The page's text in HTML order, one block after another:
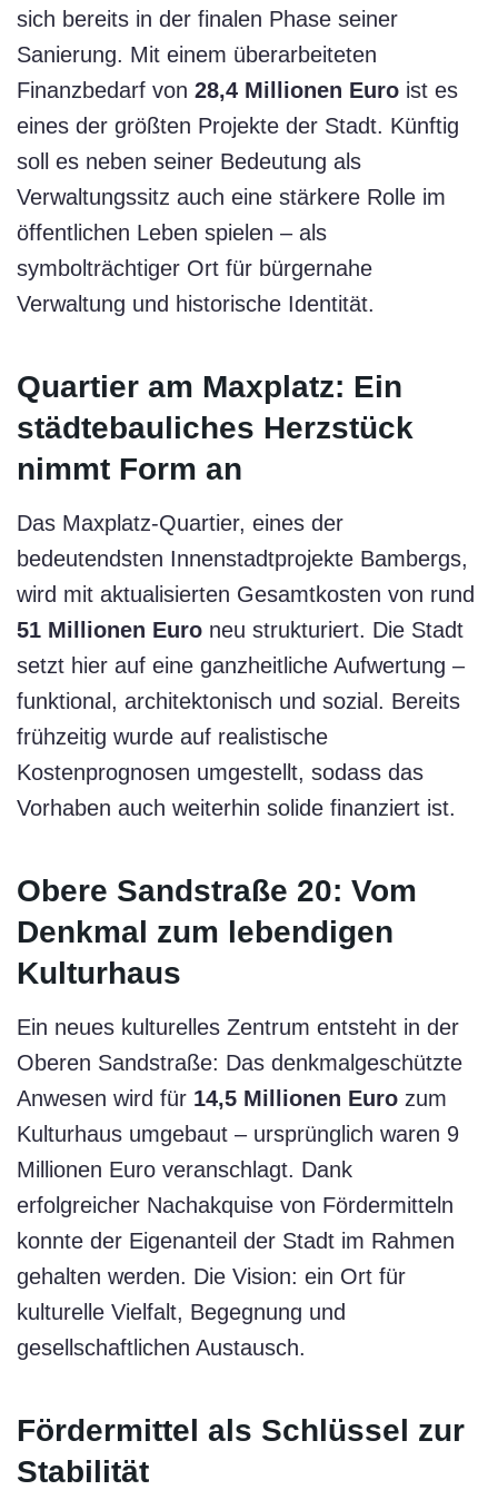
sich bereits in der finalen Phase seiner
Sanierung. Mit einem überarbeiteten
Finanzbedarf von 28,4 Millionen Euro ist es
eines der größten Projekte der Stadt. Künftig
soll es neben seiner Bedeutung als
Verwaltungssitz auch eine stärkere Rolle im
öffentlichen Leben spielen – als
symbolträchtiger Ort für bürgernahe
Verwaltung und historische Identität.
Quartier am Maxplatz: Ein
städtebauliches Herzstück
nimmt Form an
Das Maxplatz-Quartier, eines der
bedeutendsten Innenstadtprojekte Bambergs,
wird mit aktualisierten Gesamtkosten von rund
51 Millionen Euro neu strukturiert. Die Stadt
setzt hier auf eine ganzheitliche Aufwertung –
funktional, architektonisch und sozial. Bereits
frühzeitig wurde auf realistische
Kostenprognosen umgestellt, sodass das
Vorhaben auch weiterhin solide finanziert ist.
Obere Sandstraße 20: Vom
Denkmal zum lebendigen
Kulturhaus
Ein neues kulturelles Zentrum entsteht in der
Oberen Sandstraße: Das denkmalgeschützte
Anwesen wird für 14,5 Millionen Euro zum
Kulturhaus umgebaut – ursprünglich waren 9
Millionen Euro veranschlagt. Dank
erfolgreicher Nachakquise von Fördermitteln
konnte der Eigenanteil der Stadt im Rahmen
gehalten werden. Die Vision: ein Ort für
kulturelle Vielfalt, Begegnung und
gesellschaftlichen Austausch.
Fördermittel als Schlüssel zur
Stabilität